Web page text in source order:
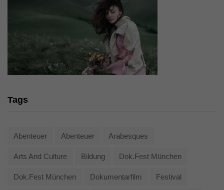
Tags
Abenteuer Abenteuer Arabesques
Arts And Culture Bildung Dok.fest München
Dok.fest München Dokumentarfilm Festival